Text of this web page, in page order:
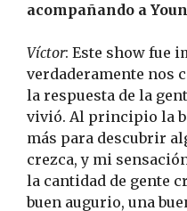
acompañando a
Víctor: Este show fue
verdaderamente nos
la respuesta de la
vivió. Al principio la
más para descubrir
crezca, y mi
la cantidad de gente
buen augurio, una